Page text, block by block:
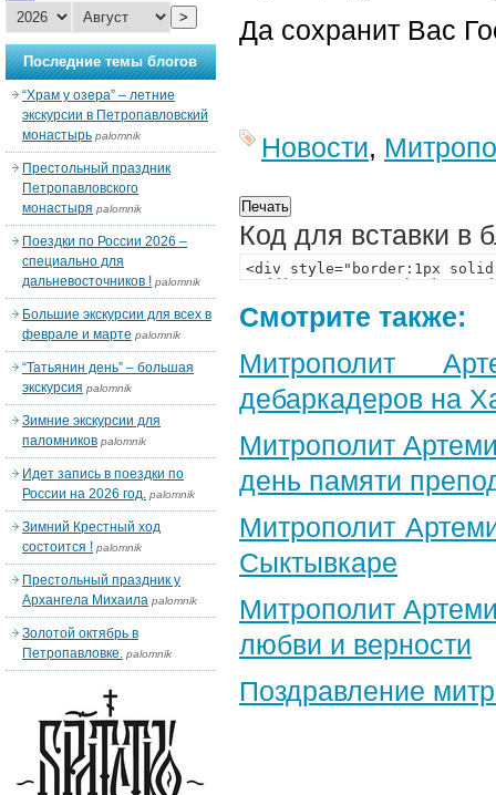
Да сохранит Вас
Новости,
Код для вставки в
Смотрите также:
Митрополит
дебаркадеров на
Митрополит
день памяти
Митрополит
Сыктывкаре
Митрополит
любви и верности
Поздравление​
>
Последние темы блогов
“Храм у озера” – летние
экскурсии в Петропавловский
монастырь palomnik
Престольный праздник
Петропавловского
монастыря palomnik
Поездки по России 2026 –
специально для
дальневосточников ! palomnik
Большие экскурсии для всех в
феврале и марте palomnik
“Татьянин день” – большая
экскурсия palomnik
Зимние экскурсии для
паломников palomnik
Идет запись в поездки по
России на 2026 год. palomnik
Зимний Крестный ход
состоится ! palomnik
Престольный праздник у
Архангела Михаила palomnik
Золотой октябрь в
Петропавловке. palomnik